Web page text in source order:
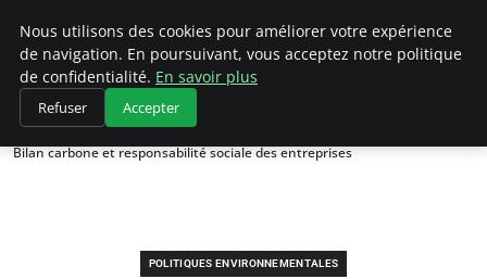
Climategatecountryclub.com
Accueil
Politiques environnementales
Bilan carbone et responsabilité sociale des entreprises
POLITIQUES ENVIRONNEMENTALES
Nous utilisons des cookies pour améliorer votre expérience
de navigation. En poursuivant, vous acceptez notre politique
de confidentialité. En savoir plus
Refuser Accepter